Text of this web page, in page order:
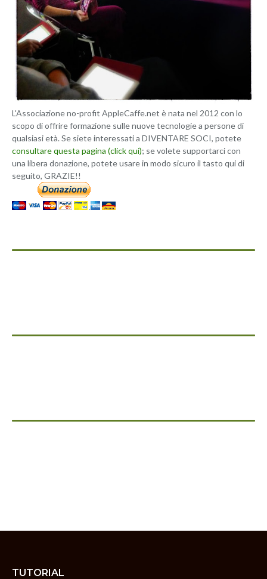
L'Associazione no-profit AppleCaffe.net è nata nel 2012 con lo
scopo di offrire formazione sulle nuove tecnologie a persone di
qualsiasi età. Se siete interessati a DIVENTARE SOCI, potete
consultare questa pagina (click qui); se volete supportarci con
una libera donazione, potete usare in modo sicuro il tasto qui di
seguito, GRAZIE!!
TUTORIAL